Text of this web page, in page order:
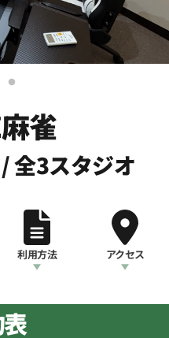
雀
全3スタジオ
利用方法 アクセス